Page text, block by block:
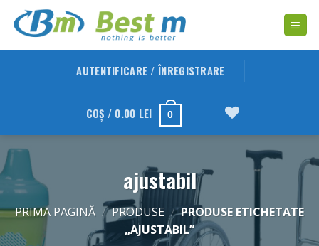
AUTENTIFICARE / ÎNREGISTRARE
COȘ / 0.00 LEI 0
ajustabil
PRIMA PAGINĂ / PRODUSE / PRODUSE ETICHETATE
„AJUSTABIL”